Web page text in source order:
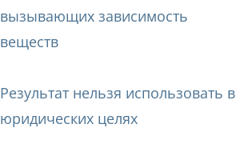
вызывающих зависимость
веществ
Результат нельзя использовать в
юридических целях